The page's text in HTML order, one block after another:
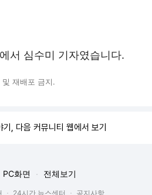
서 심수미 기자였습니다.
재배포 금지.
, 다음 커뮤니티 웹에서 보기
PC화면 전체보기
24시간 뉴스센터 공지사항